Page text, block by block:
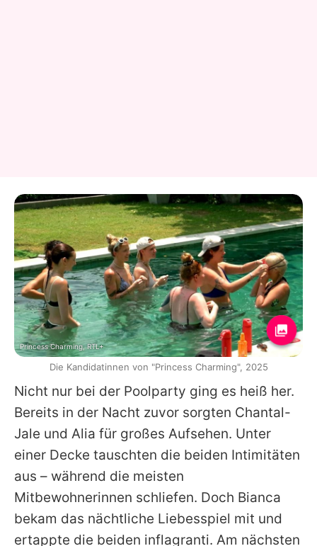
Nicht nur bei der Poolparty ging es heiß her.
Bereits in der Nacht zuvor sorgten Chantal-
Jale und Alia für großes Aufsehen. Unter
einer Decke tauschten die beiden Intimitäten
aus – während die meisten
Mitbewohnerinnen schliefen. Doch Bianca
bekam das nächtliche Liebesspiel mit und
ertappte die beiden inflagranti. Am nächsten
Princess Charming, RTL+
Die Kandidatinnen von "Princess Charming", 2025